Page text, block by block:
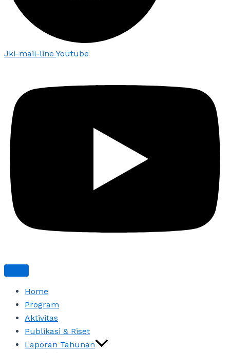
Jki-mail-line Youtube
Home
Program
Aktivitas
Publikasi & Riset
Laporan Tahunan